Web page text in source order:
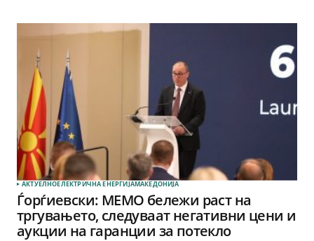
АКТУЕЛНОЕЛЕКТРИЧНА ЕНЕРГИЈАМАКЕДОНИЈА
Ѓорѓиевски: МЕМО бележи раст на
тргувањето, следуваат негативни цени и
аукции на гаранции за потекло